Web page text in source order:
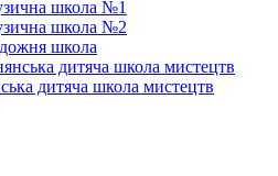
школа №1
школа №2
школа
дитяча школа мистецтв
дитяча школа мистецтв